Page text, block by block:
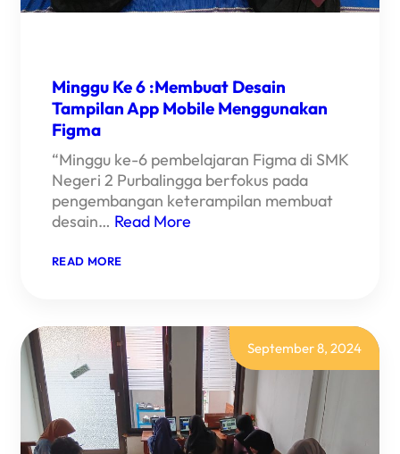
Minggu Ke 6 :Membuat Desain
Tampilan App Mobile Menggunakan
Figma
“Minggu ke-6 pembelajaran Figma di SMK
Negeri 2 Purbalingga berfokus pada
pengembangan keterampilan membuat
desain… Read More
READ MORE:
DESAIN
TAMPILAN
APP
MOBILE
MENGGUNAKAN
FIGMA
September 8, 2024